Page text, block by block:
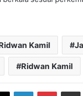
Kamil
Ridwan Kamil
X LinkedInPinterest